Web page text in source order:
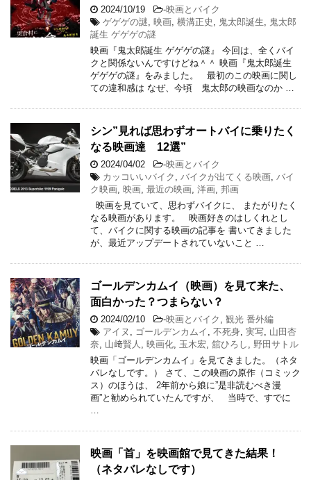
2024/10/19 -映画とバイク
ゲゲゲの謎 映画 横溝正史 鬼太郎誕生
鬼太郎
誕生 ゲゲゲの謎
映画『鬼太郎誕生 ゲゲゲの謎』 今回は、全くバイ
クと関係ないんですけどね＾＾ 映画『鬼太郎誕生
ゲゲゲの謎』をみました。 最初のこの映画に関し
ての違和感は なぜ、今頃 鬼太郎の映画なのか …
シン”見れば思わずオートバイに乗りたく
なる映画達 12選”
2024/04/02 -映画とバイク
カッコいいバイク
バイクが出てくる映画 バイ
ク映画 映画 最近の映画 洋画 邦画
映画を見ていて、思わずバイクに、 またがりたく
なる映画があります。 映画好きのはしくれとし
て、バイクに関する映画の記事を 書いてきました
が、最近アップデートされていないこと …
ゴールデンカムイ（映画）を見て来た、
面白かった？つまらない？
2024/02/10 -映画とバイク
観光 番外編
アイヌ
ゴールデンカムイ 不死身 実写 山田杏
奈
山﨑賢人 映画化 玉木宏 舘ひろし
野田サトル
映画「ゴールデンカムイ」を見てきました。（ネタ
バレなしです。） さて、この映画の原作（コミック
ス）のほうは、 2年前から娘に”是非読むべき漫
画”と勧められていたんですが、 当時で、すでに
映画「首」を映画館で見てきた結果！
（ネタバレなしです）